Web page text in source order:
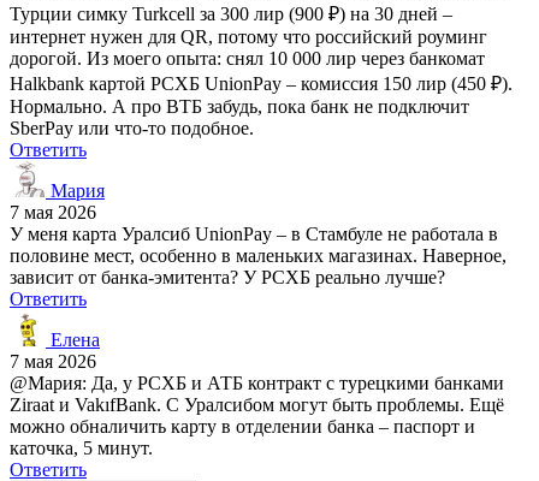
Турции симку Turkcell за 300 лир (900 ₽) на 30 дней –
интернет нужен для QR, потому что российский роуминг
дорогой. Из моего опыта: снял 10 000 лир через банкомат
Halkbank картой РСХБ UnionPay – комиссия 150 лир (450 ₽).
Нормально. А про ВТБ забудь, пока банк не подключит
SberPay или что-то подобное.
Ответить
Мария
7 мая 2026
У меня карта Уралсиб UnionPay – в Стамбуле не работала в
половине мест, особенно в маленьких магазинах. Наверное,
зависит от банка-эмитента? У РСХБ реально лучше?
Ответить
Елена
7 мая 2026
@Мария: Да, у РСХБ и АТБ контракт с турецкими банками
Ziraat и VakıfBank. С Уралсибом могут быть проблемы. Ещё
можно обналичить карту в отделении банка – паспорт и
каточка, 5 минут.
Ответить